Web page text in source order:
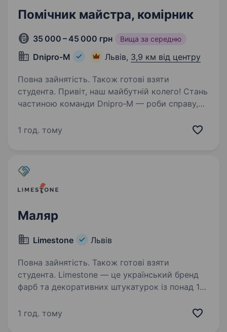
Помічник майстра, комірник
35 000 – 45 000 грн Вища за середню
Dnipro-M Львів, 3,9 км від центру
Повна зайнятість. Також готові взяти
студента. Привіт, наш майбутній колего! Стань
частиною команди Dnipro‑M — роби справу,
Чому саме з нами: Все для роботи —
1 год. тому
Маляр
Limestone Львів
Повна зайнятість. Також готові взяти
студента. Limestone — це український бренд
фарб та декоративних штукатурок із понад 10-
лабораторію з сучасним обладнанням,
1 год. тому